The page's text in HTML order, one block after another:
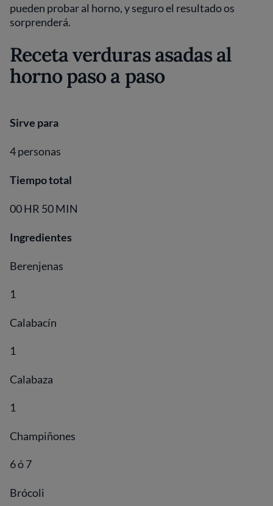
pueden probar al horno, y seguro el resultado os
sorprenderá.
Receta verduras asadas al
horno paso a paso
Sirve para
4 personas
Tiempo total
00 HR 50 MIN
Ingredientes
Berenjenas
1
Calabacín
1
Calabaza
1
Champiñones
6 ó 7
Brócoli